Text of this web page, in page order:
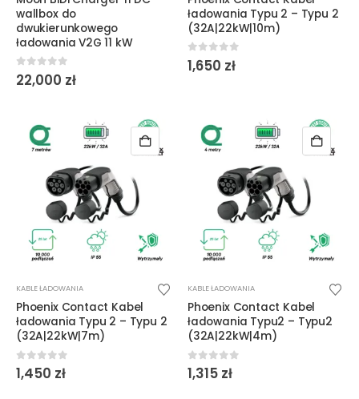
wallbox do
dwukierunkowego
ładowania V2G 11 kW
0out of 5
22,000 zł
ładowania Typu 2 – Typu 2
(32A|22kW|10m)
0 out of 5
1,650 zł
KABLE ŁADOWANIA
Phoenix Contact Kabel
ładowania Typu 2 – Typu 2
(32A|22kW|7m)
0 out of 5
1,450 zł
KABLE ŁADOWANIA
Phoenix Contact Kabel
ładowania Typu2 – Typu2
(32A|22kW|4m)
0 out of 5
1,315 zł